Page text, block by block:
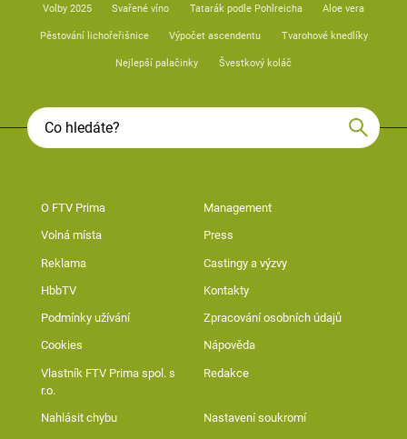
Volby 2025 Svařené víno Tatarák podle Pohlreicha Aloe vera
Pěstování lichořeřišnice Výpočet ascendentu Tvarohové knedlíky
Nejlepší palačinky Švestkový koláč
O FTV Prima Management
Volná místa Press
Reklama Castingy a výzvy
HbbTV Kontakty
Podmínky užívání Zpracování osobních údajů
Cookies Nápověda
Vlastník FTV Prima spol. s
r.o.
Redakce
Nahlásit chybu Nastavení soukromí